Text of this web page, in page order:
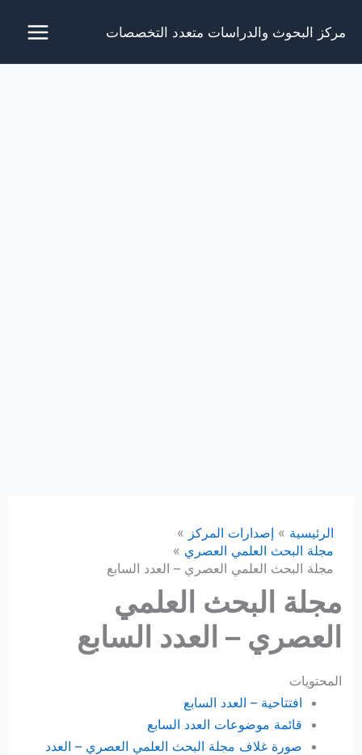
مركز البحوث والدراسات متعدد التخصصات
الرئيسية
إصدارات المركز
مجلة البحث العلمي العصري
مجلة البحث العلمي العصري – العدد السابع
مجلة البحث العلمي
العصري – العدد السابع
المحتويات
افتتاحية – العدد السابع
قائمة موضوعات العدد السابع
صورة غلاف مجلة البحث العلمي العصري – العدد